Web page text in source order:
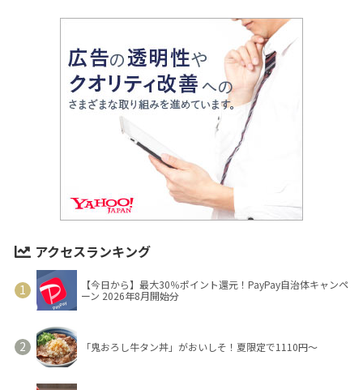
アクセスランキング
【今日から】最大30％ポイント還元！PayPay自治体キャンペ
ーン 2026年8月開始分
「鬼おろし牛タン丼」がおいしそ！夏限定で1110円～